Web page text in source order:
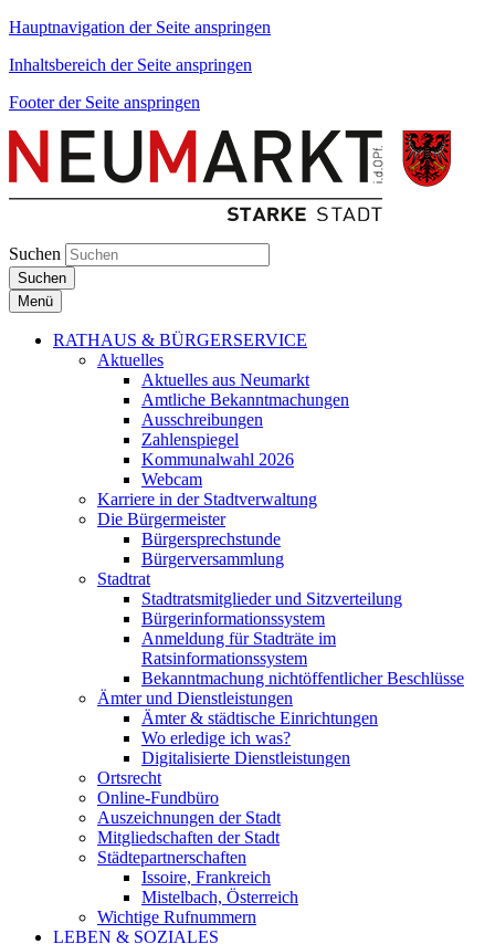
Hauptnavigation der Seite anspringen
Inhaltsbereich der Seite anspringen
Footer der Seite anspringen
Suchen
Suchen
Menü
RATHAUS & BÜRGERSERVICE
Aktuelles
Aktuelles aus Neumarkt
Amtliche Bekanntmachungen
Ausschreibungen
Zahlenspiegel
Kommunalwahl 2026
Webcam
Karriere in der Stadtverwaltung
Die Bürgermeister
Bürgersprechstunde
Bürgerversammlung
Stadtrat
Stadtratsmitglieder und Sitzverteilung
Bürgerinformationssystem
Anmeldung für Stadträte im
Ratsinformationssystem
Bekanntmachung nichtöffentlicher Beschlüsse
Ämter und Dienstleistungen
Ämter & städtische Einrichtungen
Wo erledige ich was?
Digitalisierte Dienstleistungen
Ortsrecht
Online-Fundbüro
Auszeichnungen der Stadt
Mitgliedschaften der Stadt
Städtepartnerschaften
Issoire, Frankreich
Mistelbach, Österreich
Wichtige Rufnummern
LEBEN & SOZIALES